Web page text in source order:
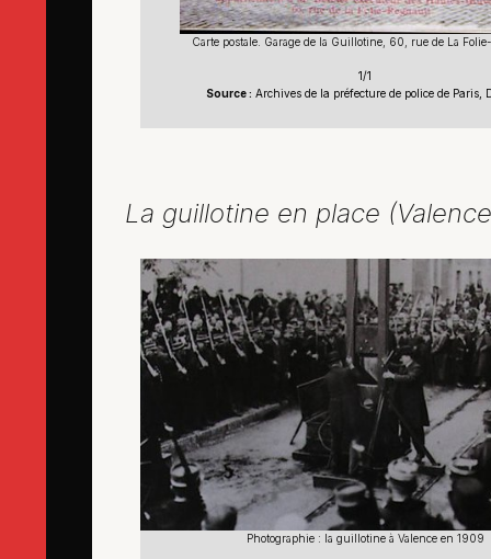
Carte postale. Garage de la Guillotine, 60, rue de La
1/1
Source : Archives de la préfecture de police de Paris,
La guillotine en place
Photographie : la guillotine à Valence en 1909